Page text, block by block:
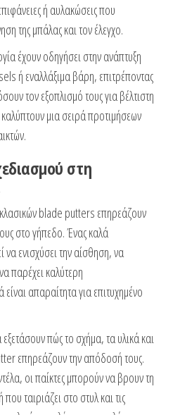
ή αυλακώσεις που
της μπάλας και τον έλεγχο.
έχουν οδηγήσει στην ανάπτυξη
ή εναλλάξιμα βάρη, επιτρέποντας
τον εξοπλισμό τους για βέλτιστη
καλύπτουν μια σειρά προτιμήσεων
στη
blade putters επηρεάζουν
στο γήπεδο. Ένας καλά
ενισχύσει την αίσθηση, να
παρέχει καλύτερη
απαραίτητα για επιτυχημένο
πώς το σχήμα, τα υλικά και
επηρεάζουν την απόδοσή τους.
οι παίκτες μπορούν να βρουν τη
ταιριάζει στο στυλ και τις